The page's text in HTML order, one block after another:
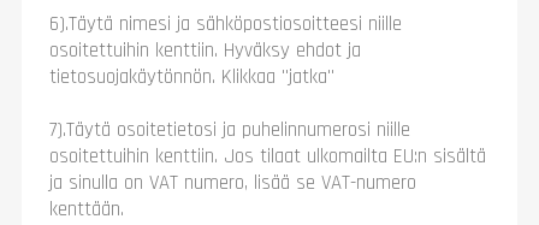
6).Täytä nimesi ja sähköpostiosoitteesi niille
osoitettuihin kenttiin. Hyväksy ehdot ja
tietosuojakäytönnön. Klikkaa "jatka"
7).Täytä osoitetietosi ja puhelinnumerosi niille
osoitettuihin kenttiin. Jos tilaat ulkomailta EU:n sisältä
ja sinulla on VAT numero, lisää se VAT-numero
kenttään.